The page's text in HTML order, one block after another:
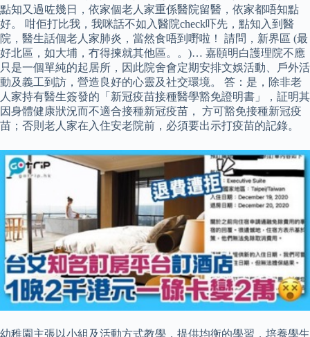
點知又過咗幾日，依家個老人家重係醫院留醫，依家都唔知點
好。 咁佢打比我，我咪話不如入醫院check吓先，點知入到醫
院，醫生話個老人家肺炎，當然食唔到嘢啦！ 請問，新界區 (最
好北區，如大埔，冇得揀就其他區。。)… 嘉頤明白護理院不應
只是一個單純的起居所，因此院舍會定期安排文娛活動、戶外活
動及義工到訪，營造良好的心靈及社交環境。 答：是，除非老
人家持有醫生簽發的「新冠疫苗接種醫學豁免證明書」，証明其
因身體健康狀況而不適合接種新冠疫苗， 方可豁免接種新冠疫
苗；否則老人家在入住安老院前，必須要出示打疫苗的記錄。
幼稚園主張以小組及活動方式教學，提供均衡的學習，培養學生